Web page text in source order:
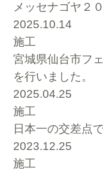
メッセナゴヤ２
2025.10.14
施工
宮城県仙台市フ
を行いました。
2025.04.25
施工
日本一の交差点
2023.12.25
施工